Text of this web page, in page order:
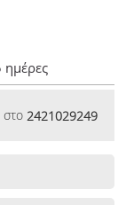
στο 2421029249